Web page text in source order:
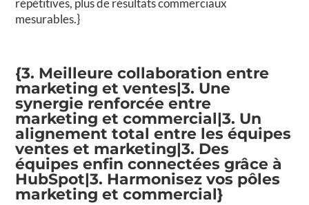
répétitives, plus de résultats commerciaux
mesurables.}
{3. Meilleure collaboration entre
marketing et ventes|3. Une
synergie renforcée entre
marketing et commercial|3. Un
alignement total entre les équipes
ventes et marketing|3. Des
équipes enfin connectées grâce à
HubSpot|3. Harmonisez vos pôles
marketing et commercial}